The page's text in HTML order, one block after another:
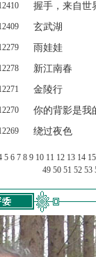
握手，来自世
玄武湖
雨娃娃
新江南春
金陵行
你的背影是我
绕过夜色
5 6 7 8 9 10 11 12 13 14 15
49 50 51 52 53